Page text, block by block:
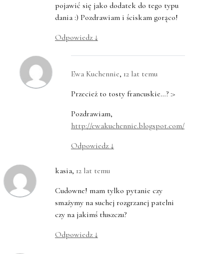
pojawić się jako dodatek do tego typu
dania :) Pozdrawiam i ściskam gorąco!
Odpowiedz ↓
Ewa Kuchennie, 12 lat temu
Przecież to tosty francuskie…? :>
Pozdrawiam,
http://ewakuchennie.blogspot.com/
Odpowiedz ↓
kasia, 12 lat temu
Cudowne! mam tylko pytanie czy
smażymy na suchej rozgrzanej patelni
czy na jakimś tłuszczu?
Odpowiedz ↓